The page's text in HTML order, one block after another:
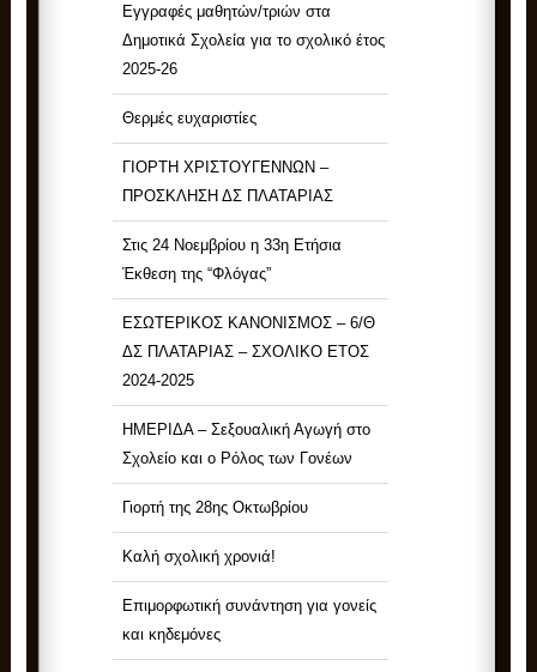
Εγγραφές μαθητών/τριών στα
Δημοτικά Σχολεία για το σχολικό έτος
2025-26
Θερμές ευχαριστίες
ΓΙΟΡΤΗ ΧΡΙΣΤΟΥΓΕΝΝΩΝ –
ΠΡΟΣΚΛΗΣΗ ΔΣ ΠΛΑΤΑΡΙΑΣ
Στις 24 Νοεμβρίου η 33η Ετήσια
Έκθεση της “Φλόγας”
ΕΣΩΤΕΡΙΚΟΣ ΚΑΝΟΝΙΣΜΟΣ – 6/Θ
ΔΣ ΠΛΑΤΑΡΙΑΣ – ΣΧΟΛΙΚΟ ΕΤΟΣ
2024-2025
ΗΜΕΡΙΔΑ – Σεξουαλική Αγωγή στο
Σχολείο και ο Ρόλος των Γονέων
Γιορτή της 28ης Οκτωβρίου
Καλή σχολική χρονιά!
Επιμορφωτική συνάντηση για γονείς
και κηδεμόνες